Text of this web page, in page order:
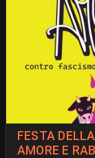
FESTA
AMORE E